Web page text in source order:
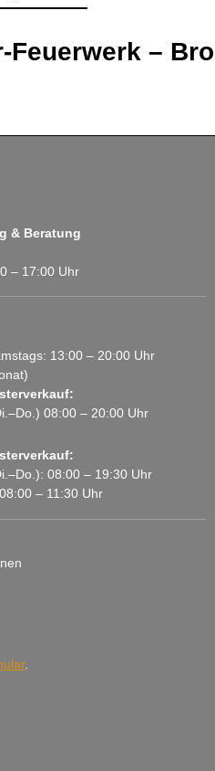
Feuerwerk –
& Beratung
– 17:00 Uhr
13:00 – 20:00 Uhr
08:00 – 20:00 Uhr
08:00 – 19:30 Uhr
– 11:30 Uhr
.